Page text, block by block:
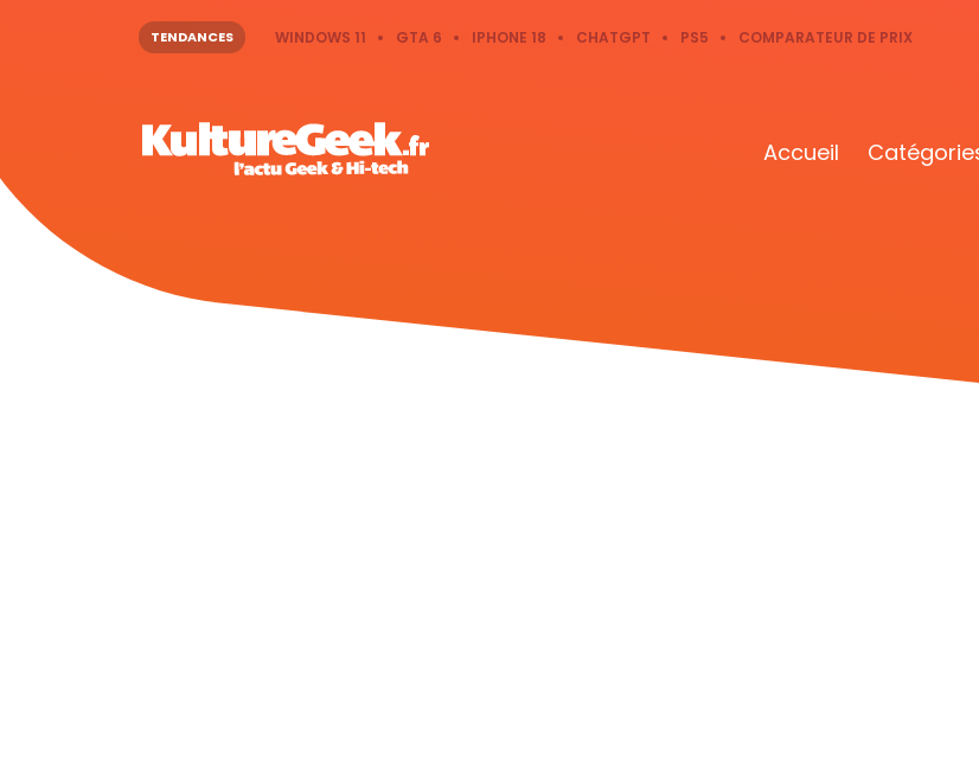
TENDANCES WINDOWS 11 GTA 6 IPHONE 18 CHATGPT PS5 COMPARATEUR DE PRIX
Accueil